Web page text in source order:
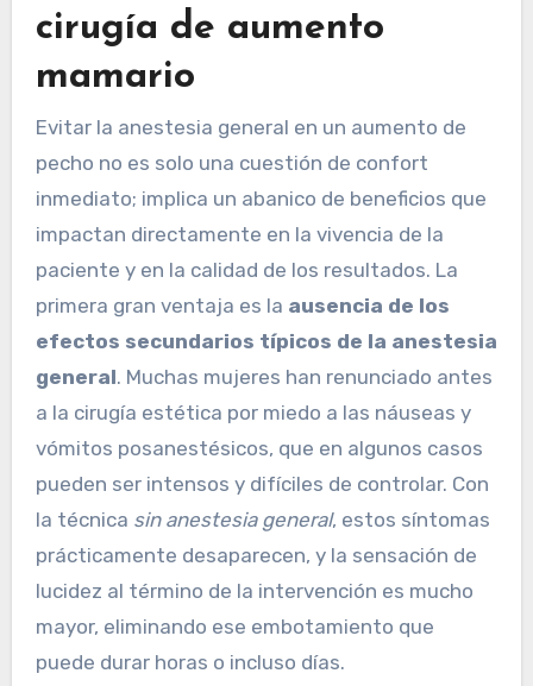
cirugía de aumento
mamario
Evitar la anestesia general en un aumento de
pecho no es solo una cuestión de confort
inmediato; implica un abanico de beneficios que
impactan directamente en la vivencia de la
paciente y en la calidad de los resultados. La
primera gran ventaja es la ausencia de los
efectos secundarios típicos de la anestesia
general. Muchas mujeres han renunciado antes
a la cirugía estética por miedo a las náuseas y
vómitos posanestésicos, que en algunos casos
pueden ser intensos y difíciles de controlar. Con
la técnica sin anestesia general, estos síntomas
prácticamente desaparecen, y la sensación de
lucidez al término de la intervención es mucho
mayor, eliminando ese embotamiento que
puede durar horas o incluso días.